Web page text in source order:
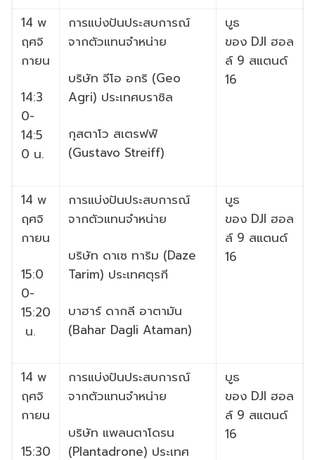
14 พ
ฤศจิ
กายน
14:3
0-
14:5
0 น.
การแบ่งปันประสบการณ์
จากตัวแทนจำหน่าย
บริษัท จีโอ อกริ (Geo
Agri) ประเทศบราซิล
กุสตาโว สเตรฟฟ์
(Gustavo Streiff)
บูธ
ของ DJI ฮอล
ล์ 9 สแตนด์
16
14 พ
ฤศจิ
กายน
15:0
0-
15:20
น.
การแบ่งปันประสบการณ์
จากตัวแทนจำหน่าย
บริษัท ดาเซ ทาริม (Daze
Tarim) ประเทศตุรกี
บาฮาร์ ดากลี อาตามัน
(Bahar Dagli Ataman)
บูธ
ของ DJI ฮอล
ล์ 9 สแตนด์
16
14 พ
ฤศจิ
กายน
15:30
การแบ่งปันประสบการณ์
จากตัวแทนจำหน่าย
บริษัท แพลนตาโดรน
(Plantadrone) ประเทศ
บูธ
ของ DJI ฮอล
ล์ 9 สแตนด์
16